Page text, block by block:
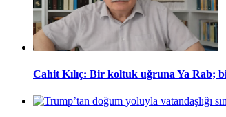
Cahit Kılıç: Bir koltuk uğruna Ya Rab;